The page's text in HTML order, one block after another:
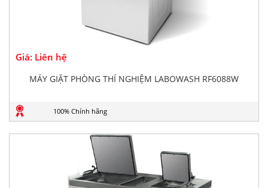
Giá: Liên hệ
MÁY GIẶT PHÒNG THÍ NGHIỆM LABOWASH RF6088W
100% Chính hãng